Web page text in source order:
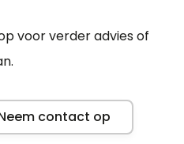
voor verder advies of
contact op